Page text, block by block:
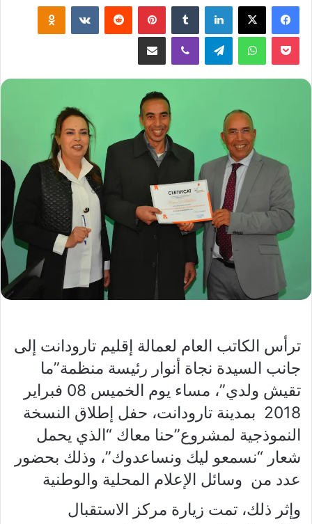
لينكدإن بينتيريست
واتساب
ترأس الكاتب العام لعمالة إقليم تارودانت إلى
جانب السيدة نجاة أنوار رئيسة منظمة”ما
تقيش ولدي”، مساء يوم الخميس 08 فبراير
2018 بمدينة تارودانت، حفل إطلاق النسخة
النموذجية لمشروع”حنا معاك “الذي يحمل
شعار “نسمعو ليك ونساعدوك”، وذلك بحضور
عدد من وسائل الإعلام المحلية والوطنية
وإثر ذلك، تمت زيارة مركز الاستقبال